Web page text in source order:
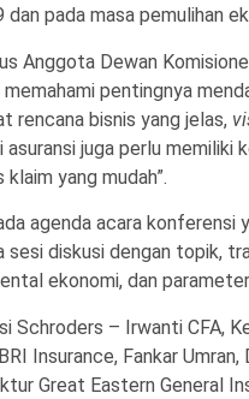
pada masa pemulihan
Anggota Dewan
pentingnya
rencana bisnis yang jelas,
juga perlu
yang mudah”.
agenda acara konferensi
sesi diskusi dengan topik,
ekonomi, dan
Schroders – Irwanti CFA,
Insurance, Fankar
Great Eastern General